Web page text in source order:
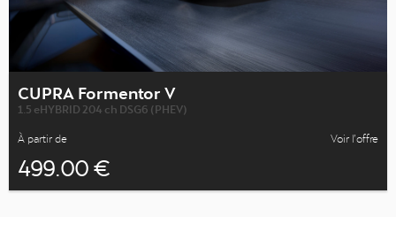
CUPRA Formentor V
1.5 eHYBRID 204 ch DSG6 (PHEV)
À partir de
499.00 €
Voir l’offre